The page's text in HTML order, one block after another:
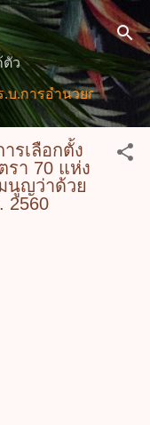
ก
ตัว
อำนวยการความสะ
รเลือกตั้ง
า 70 แห่ง
นูญว่าด้วย
2560